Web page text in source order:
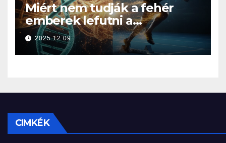
Miért nem tudják a fehér
emberek lefutni a
jamaicaiakat? A sprintelés
genetikája
2025.12.09.
CIMKÉK